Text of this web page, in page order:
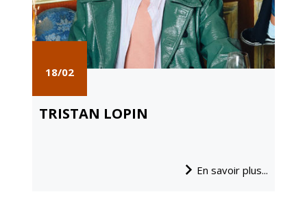
18/02
TRISTAN LOPIN
En savoir plus...